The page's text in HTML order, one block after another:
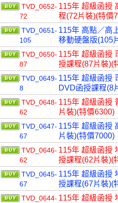
TVD_0652-
72
115年 超級函授
程(72片裝)(特價
TVD_0651-
105
115年 高點／高
移動硬盤版(105
TVD_0650-
87
115年 超級函授
授課程(87片裝)(
TVD_0649-
8
115年 超級函授
DVD函授課程(8
TVD_0648-
62
115年 超級函授
片裝)(特價6300)
TVD_0647-
67
115年 超級函授
片裝)(特價7000)
TVD_0646-
62
115年 超級函授
授課程(62片裝)(
TVD_0645-
67
115年 超級函授
授課程(67片裝)(
TVD_0644- 115年 超級函授